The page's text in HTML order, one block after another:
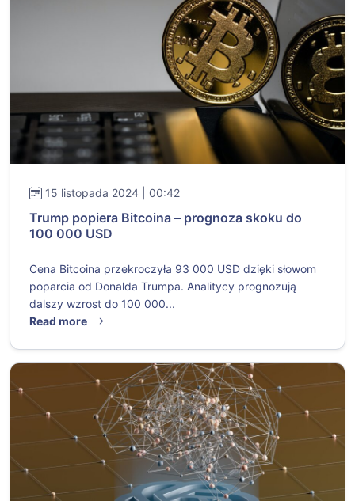
15 listopada 2024 | 00:42
Trump popiera Bitcoina – prognoza skoku do
100 000 USD
Cena Bitcoina przekroczyła 93 000 USD dzięki słowom
poparcia od Donalda Trumpa. Analitycy prognozują
dalszy wzrost do 100 000...
Read more